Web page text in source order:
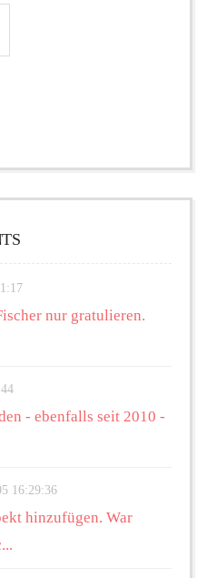
nur gratulieren.
- ebenfalls seit 2010 -
16:29:36
hinzufügen. War